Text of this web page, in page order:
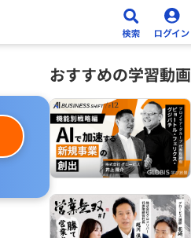
おすすめの学習動画